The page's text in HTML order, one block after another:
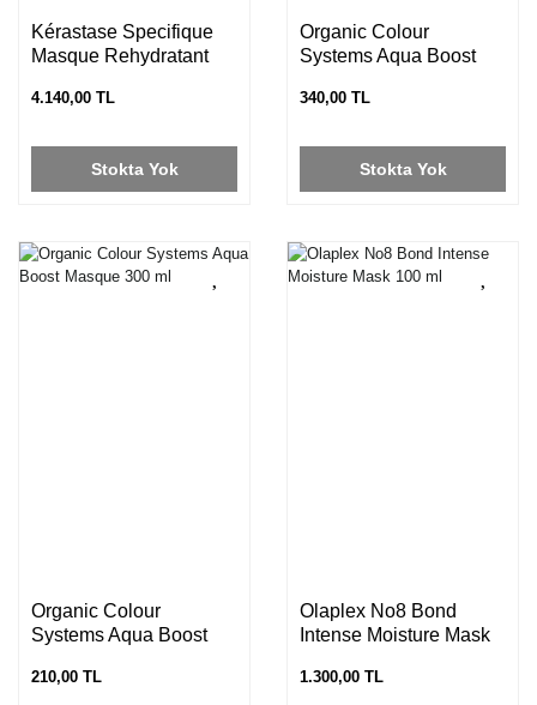
Kérastase Specifique
Masque Rehydratant
4.140,00 TL
Stokta Yok
Organic Colour
Systems Aqua Boost
340,00 TL
Stokta Yok
Organic Colour
Systems Aqua Boost
210,00 TL
Olaplex No8 Bond
Intense Moisture Mask
1.300,00 TL